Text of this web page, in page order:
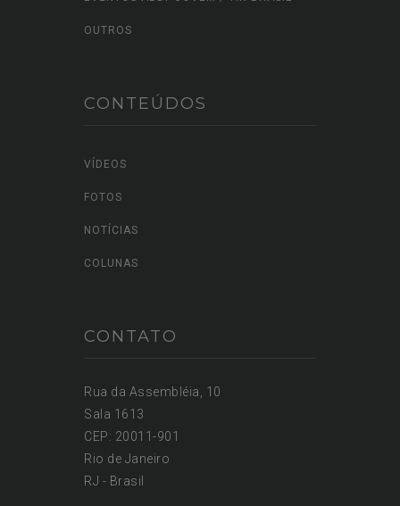
OUTROS
CONTEÚDOS
VÍDEOS
FOTOS
NOTÍCIAS
COLUNAS
CONTATO
Rua da Assembléia, 10
Sala 1613
CEP: 20011-901
Rio de Janeiro
RJ - Brasil